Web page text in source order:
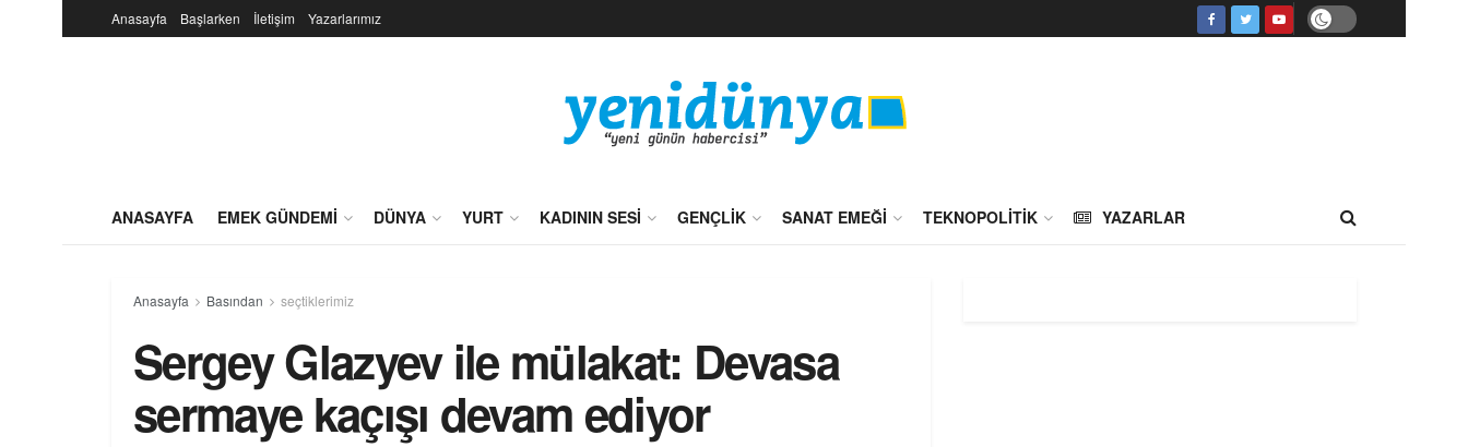
Anasayfa Başlarken İletişim Yazarlarımız
ANASAYFA EMEK GÜNDEMI DÜNYA YURT KADININ SESI GENÇLIK SANAT EMEĞI TEKNOPOLITIK YAZARLAR
Anasayfa Basından seçtiklerimiz
Sergey Glazyev ile mülakat: Devasa
sermaye kaçışı devam ediyor